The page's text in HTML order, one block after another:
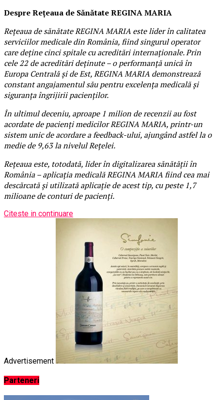
Despre Rețeaua de Sănătate REGINA MARIA
Rețeaua de sănătate REGINA MARIA este lider în calitatea
serviciilor medicale din România, fiind singurul operator
care deține cinci spitale cu acreditări internaționale. Prin
cele 22 de acreditări deținute – o performanță unică în
Europa Centrală și de Est, REGINA MARIA demonstrează
constant angajamentul său pentru excelența medicală și
siguranța îngrijirii pacienților.
În ultimul deceniu, aproape 1 milion de recenzii au fost
acordate de pacienți medicilor REGINA MARIA, printr-un
sistem unic de acordare a feedback-ului, ajungând astfel la o
medie de 9,63 la nivelul Rețelei.
Rețeaua este, totodată, lider în digitalizarea sănătății în
România – aplicația medicală REGINA MARIA fiind cea mai
descărcată și utilizată aplicație de acest tip, cu peste 1,7
milioane de conturi de pacienți.
Citeste in continuare
Advertisement
Parteneri